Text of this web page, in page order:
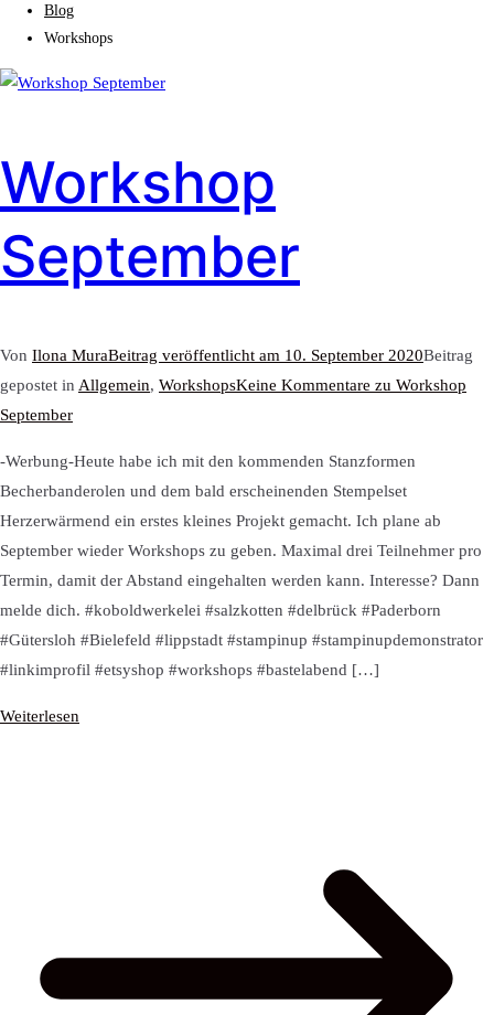
Blog
Workshops
Workshop
September
Von Ilona MuraBeitrag veröffentlicht am 10. September 2020Beitrag
gepostet in Allgemein, WorkshopsKeine Kommentare zu Workshop
September
-Werbung-Heute habe ich mit den kommenden Stanzformen
Becherbanderolen und dem bald erscheinenden Stempelset
Herzerwärmend ein erstes kleines Projekt gemacht. Ich plane ab
September wieder Workshops zu geben. Maximal drei Teilnehmer pro
Termin, damit der Abstand eingehalten werden kann. Interesse? Dann
melde dich. #koboldwerkelei #salzkotten #delbrück #Paderborn
#Gütersloh #Bielefeld #lippstadt #stampinup #stampinupdemonstrator
#linkimprofil #etsyshop #workshops #bastelabend […]
Weiterlesen